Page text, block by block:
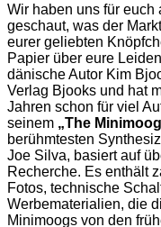
Wir haben uns für euch
geschaut, was der
eurer geliebten
Papier über eure
dänische Autor Kim
Verlag Bjooks und hat
Jahren schon für viel
seinem „The
berühmtesten
Joe Silva, basiert auf
Recherche. Es enthält
Fotos, technische
Werbematerialien, die
Minimoogs von den